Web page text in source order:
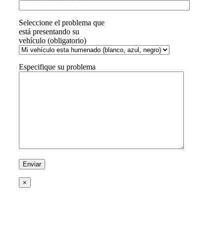
Seleccione el problema que
está presentando su
vehículo (obligatorio)
Especifique su problema
×